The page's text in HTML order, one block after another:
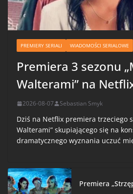
PREMIERY SERIALI WIADOMOŚCI SERIALOWE
Premiera 3 sezonu
Walterami” na
2026-08-07 Sebastian Smyk
Dziś na Netflix premiera trzeciego
Walterami” skupiającego się na
dramatycznego wyznania uczuć
Premiera